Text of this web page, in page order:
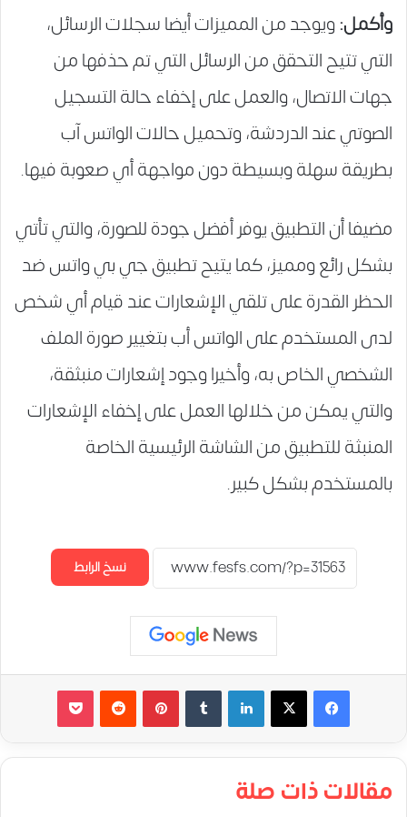
وأكمل:ويوجد من المميزات أيضا سجلات الرسائل،
التي تتيح التحقق من الرسائل التي تم حذفها من
جهات الاتصال، والعمل على إخفاء حالة التسجيل
الصوتي عند الدردشة، وتحميل حالات الواتس آب
بطريقة سهلة وبسيطة دون مواجهة أي صعوبة فيها.
مضيفا أن التطبيق يوفر أفضل جودة للصورة، والتي تأتي
بشكل رائع ومميز، كما يتيح تطبيق جي بي واتس ضد
الحظر القدرة على تلقي الإشعارات عند قيام أي شخص
لدى المستخدم على الواتس أب بتغيير صورة الملف
الشخصي الخاص به، وأخيرا وجود إشعارات منبثقة،
والتي يمكن من خلالها العمل على إخفاء الإشعارات
المنبثة للتطبيق من الشاشة الرئيسية الخاصة
بالمستخدم بشكل كبير.
نسخ الرابط
لينكدإن بينتيريست
مقالات ذات صلة